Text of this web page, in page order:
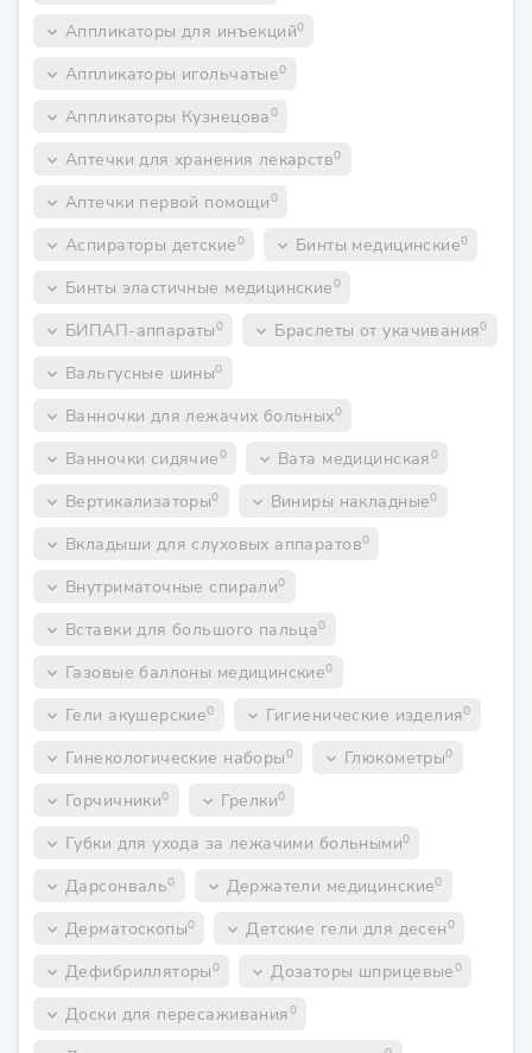
keyboard_arrow_down Аппликаторы для инъекций0
keyboard_arrow_down Аппликаторы игольчатые0
keyboard_arrow_down Аппликаторы Кузнецова0
keyboard_arrow_down Аптечки для хранения лекарств0
keyboard_arrow_down Аптечки первой помощи0
keyboard_arrow_down Аспираторы детские0 keyboard_arrow_down Бинты медицинские0
keyboard_arrow_down Бинты эластичные медицинские0
keyboard_arrow_down БИПАП-аппараты0 keyboard_arrow_down Браслеты от укачивания0
keyboard_arrow_down Вальгусные шины0
keyboard_arrow_down Ванночки для лежачих больных0
keyboard_arrow_down Ванночки сидячие0 keyboard_arrow_down Вата медицинская0
keyboard_arrow_down Вертикализаторы0 keyboard_arrow_down Виниры накладные0
keyboard_arrow_down Вкладыши для слуховых аппаратов0
keyboard_arrow_down Внутриматочные спирали0
keyboard_arrow_down Вставки для большого пальца0
keyboard_arrow_down Газовые баллоны медицинские0
keyboard_arrow_down Гели акушерские0 keyboard_arrow_down Гигиенические изделия0
keyboard_arrow_down Гинекологические наборы0 keyboard_arrow_down Глюкометры0
keyboard_arrow_down Горчичники0 keyboard_arrow_down Грелки0
keyboard_arrow_down Губки для ухода за лежачими больными0
keyboard_arrow_down Дарсонваль0 keyboard_arrow_down Держатели медицинские0
keyboard_arrow_down Дерматоскопы0 keyboard_arrow_down Детские гели для десен0
keyboard_arrow_down Дефибрилляторы0 keyboard_arrow_down Дозаторы шприцевые0
keyboard_arrow_down Доски для пересаживания0